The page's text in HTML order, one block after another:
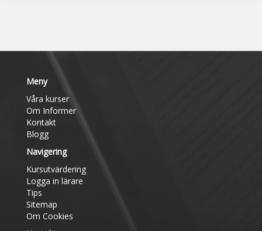
Meny
Våra kurser
Om Informer
Kontakt
Blogg
Navigering
Kursutvärdering
Logga in lärare
Tips
Sitemap
Om Cookies